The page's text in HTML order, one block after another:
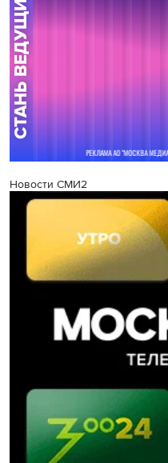
Новости СМИ2